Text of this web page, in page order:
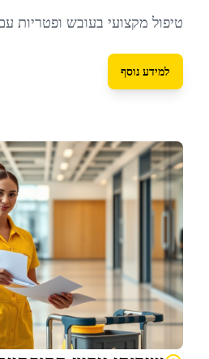
טיפול מקצועי בעובש ופטריות
למידע נוסף